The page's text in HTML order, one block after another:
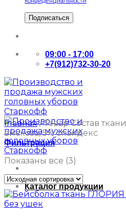
09:00 - 17:00
+7(912)732-30-20
Каталог продукции
Главная /Товар Состав ткани
вискоза, 5% спандекс
Фильтрация
Показаны все (3)